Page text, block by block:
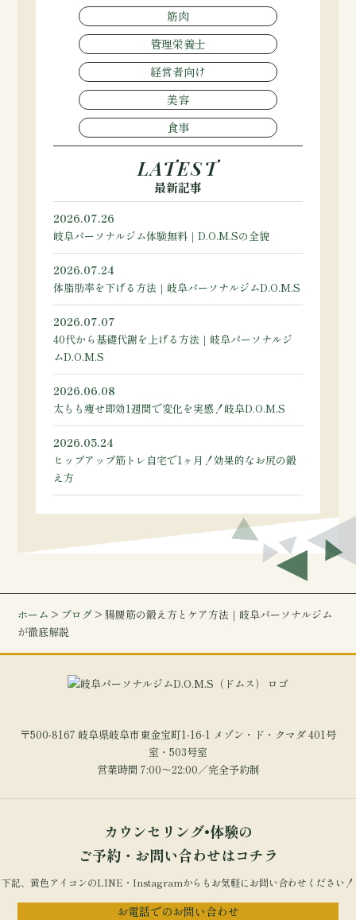
筋肉
管理栄養士
経営者向け
美容
食事
LATEST
最新記事
2026.07.26
岐阜パーソナルジム体験無料｜D.O.M.Sの全貌
2026.07.24
体脂肪率を下げる方法｜岐阜パーソナルジムD.O.M.S
2026.07.07
40代から基礎代謝を上げる方法｜岐阜パーソナルジ
ムD.O.M.S
2026.06.08
太もも痩せ即効1週間で変化を実感！岐阜D.O.M.S
2026.05.24
ヒップアップ筋トレ自宅で1ヶ月！効果的なお尻の鍛
え方
ホーム > ブログ > 腸腰筋の鍛え方とケア方法｜岐阜パーソナルジム
が徹底解説
〒500-8167 岐阜県岐阜市東金宝町1-16-1 メゾン・ド・クマダ 401号
室・503号室
営業時間 7:00～22:00／完全予約制
カウンセリング•体験の
ご予約・お問い合わせはコチラ
下記、黄色アイコンのLINE・Instagramからもお気軽にお問い合わせください！
お電話でのお問い合わせ